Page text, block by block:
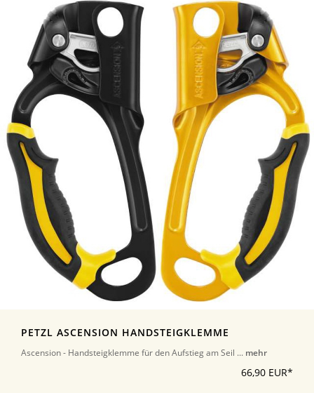
PETZL ASCENSION HANDSTEIGKLEMME
Ascension - Handsteigklemme für den Aufstieg am Seil ... mehr
66,90 EUR*